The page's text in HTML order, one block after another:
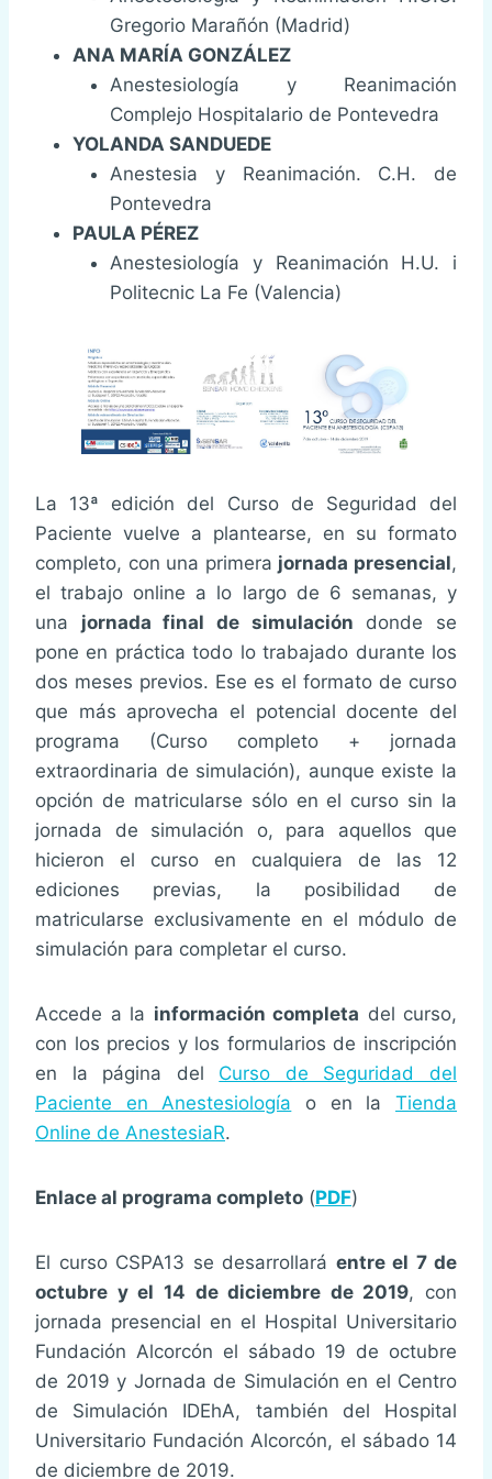
Gregorio Marañón (Madrid)
ANA MARÍA GONZÁLEZ
Anestesiología y Reanimación
Complejo Hospitalario de Pontevedra
YOLANDA SANDUEDE
Anestesia y Reanimación. C.H. de
Pontevedra
PAULA PÉREZ
Anestesiología y Reanimación H.U. i
Politecnic La Fe (Valencia)
La 13ª edición del Curso de Seguridad del
Paciente vuelve a plantearse, en su formato
completo, con una primera jornada presencial,
el trabajo online a lo largo de 6 semanas, y
una jornada final de simulación donde se
pone en práctica todo lo trabajado durante los
dos meses previos. Ese es el formato de curso
que más aprovecha el potencial docente del
programa (Curso completo + jornada
extraordinaria de simulación), aunque existe la
opción de matricularse sólo en el curso sin la
jornada de simulación o, para aquellos que
hicieron el curso en cualquiera de las 12
ediciones previas, la posibilidad de
matricularse exclusivamente en el módulo de
simulación para completar el curso.
Accede a la información completa del curso,
con los precios y los formularios de inscripción
en la página del Curso de Seguridad del
Paciente en Anestesiología o en laTienda
Online de AnestesiaR.
Enlace al programa completo (PDF)
El curso CSPA13 se desarrollará entre el 7 de
octubre y el 14 de diciembre de 2019, con
jornada presencial en el Hospital Universitario
Fundación Alcorcón el sábado 19 de octubre
de 2019 y Jornada de Simulación en el Centro
de Simulación IDEhA, también del Hospital
Universitario Fundación Alcorcón, el sábado 14
de diciembre de 2019.